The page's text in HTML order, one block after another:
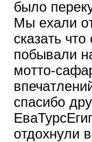
было
Мы ехали
сказать
побывали
мотто-
спасибо
отдохнули